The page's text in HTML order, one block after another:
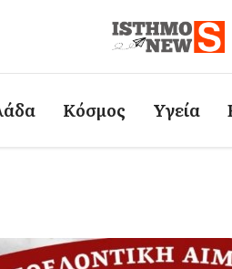
Κόσμος Υγεία